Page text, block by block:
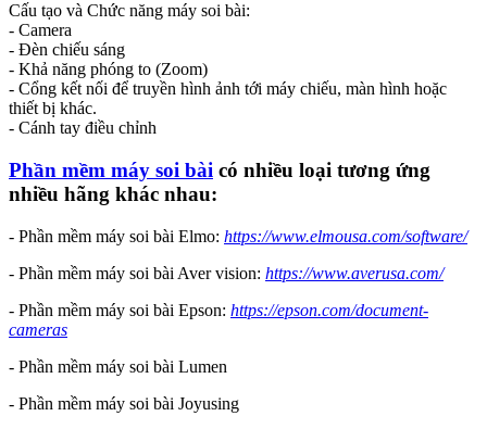
Cấu tạo và Chức năng máy soi bài:
- Camera
- Đèn chiếu sáng
- Khả năng phóng to (Zoom)
- Cổng kết nối để truyền hình ảnh tới máy chiếu, màn hình hoặc
thiết bị khác.
- Cánh tay điều chỉnh
Phần mềm máy soi bài có nhiều loại tương ứng
nhiều hãng khác nhau:
- Phần mềm máy soi bài Elmo: https://www.elmousa.com/software/
- Phần mềm máy soi bài Aver vision: https://www.averusa.com/
- Phần mềm máy soi bài Epson: https://epson.com/document-
cameras
- Phần mềm máy soi bài Lumen
- Phần mềm máy soi bài Joyusing